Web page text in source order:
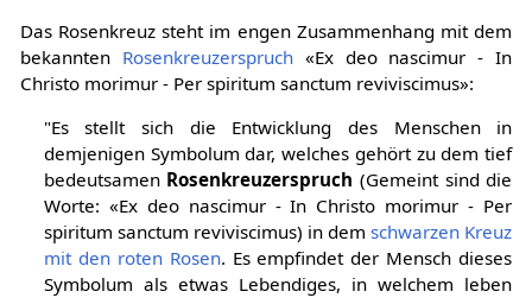
Das Rosenkreuz steht im engen Zusammenhang mit dem
bekannten Rosenkreuzerspruch«Ex deo nascimur - In
Christo morimur - Per spiritum sanctum reviviscimus»:
"Es stellt sich die Entwicklung des Menschen in
demjenigen Symbolum dar, welches gehört zu dem tief
bedeutsamen Rosenkreuzerspruch (Gemeint sind die
Worte: «Ex deo nascimur - In Christo morimur - Per
spiritum sanctum reviviscimus) in demschwarzen Kreuz
mit den roten Rosen. Es empfindet der Mensch dieses
Symbolum als etwas Lebendiges, in welchem leben